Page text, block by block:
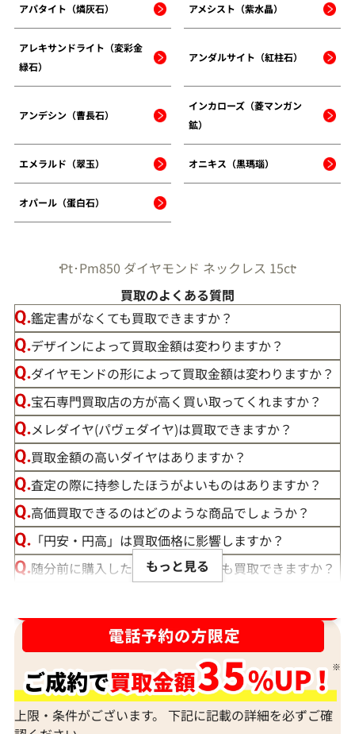
アパタイト（燐灰石） アメシスト（紫水晶）
アレキサンドライト（変彩金
緑石）
アンダルサイト（紅柱石）
アンデシン（曹長石）
インカローズ（菱マンガン
鉱）
エメラルド（翠玉） オニキス（黒瑪瑙）
オパール（蛋白石）
Pt･Pm850 ダイヤモンド ネックレス 15ct
買取のよくある質問
鑑定書がなくても買取できますか？
デザインによって買取金額は変わりますか？
ダイヤモンドの形によって買取金額は変わりますか？
宝石専門買取店の方が高く買い取ってくれますか？
メレダイヤ(パヴェダイヤ)は買取できますか？
買取金額の高いダイヤはありますか？
査定の際に持参したほうがよいものはありますか？
高価買取できるのはどのような商品でしょうか？
「円安・円高」は買取価格に影響しますか？
随分前に購入したダイヤモンドでも買取できますか？
宝石の大きさは買取価格に影響する？
ダイヤモンドの買取価格には、どんなことが影響しま
すか？
身分証明書がなぜ必要？
もっと見る
上限・条件がございます。 下記に記載の詳細を必ずご確